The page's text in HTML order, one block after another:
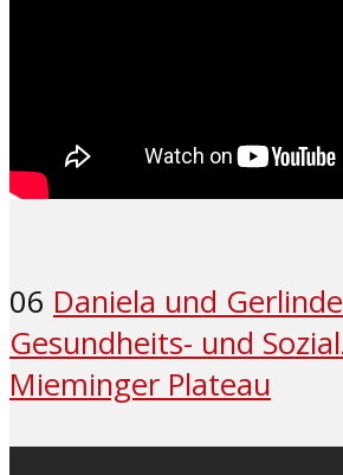
06 Daniela und
Gesundheits- und
Mieminger Plateau